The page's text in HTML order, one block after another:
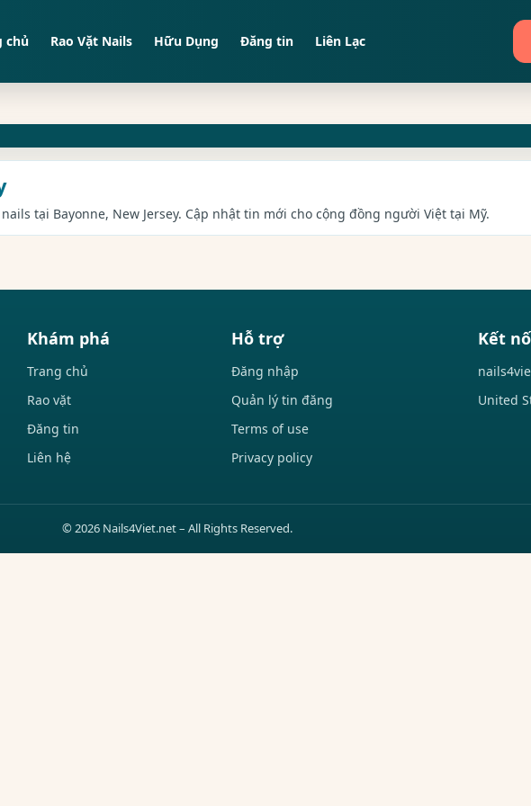
chủ Rao Vặt Nails Hữu Dụng Đăng tin Liên Lạc
tại Bayonne, New Jersey. Cập nhật tin mới cho cộng đồng người Việt tại Mỹ.
Khám phá
Trang chủ
Rao vặt
Đăng tin
Liên hệ
Hỗ trợ
Đăng nhập
Quản lý tin đăng
Terms of use
Privacy policy
Kết
United
© 2026 Nails4Viet.net – All Rights Reserved.